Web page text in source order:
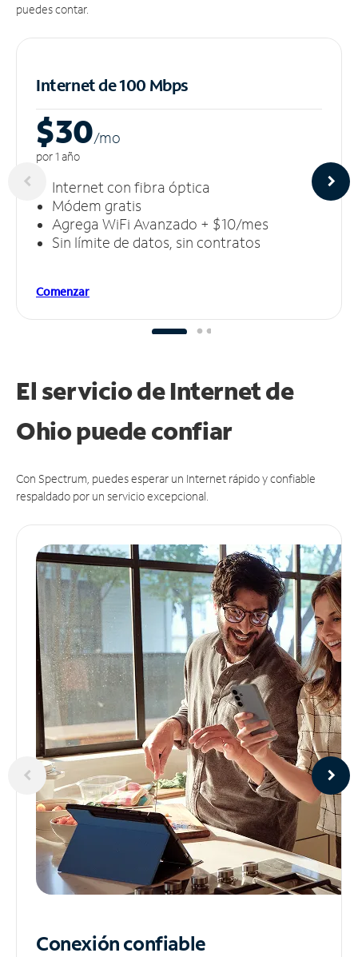
puedes contar.
Internet de 100 Mbps
$30/mo
por 1 año
Internet con fibra óptica
Módem gratis
Agrega WiFi Avanzado + $10/mes
Sin límite de datos, sin contratos
Comenzar
El servicio de Internet de
Ohio puedeconfiar
Con Spectrum, puedes esperar un Internet rápido y confiable
respaldado por un servicio excepcional.
Conexión confiable